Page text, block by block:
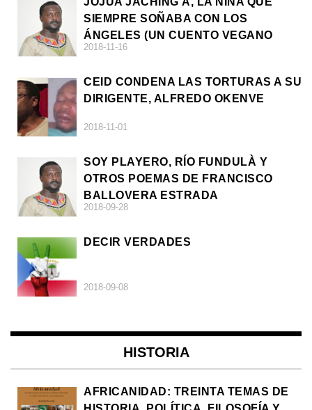
SIEMPRE SOÑABA CON LOS
ÁNGELES (UN CUENTO VEGANO
AFRICANO)
2018-11-16
CEID CONDENA LAS TORTURAS A SU
DIRIGENTE, ALFREDO OKENVE
2018-11-01
SOY PLAYERO, RÍO FUNDULÀ Y
OTROS POEMAS DE FRANCISCO
BALLOVERA ESTRADA
2018-09-28
DECIR VERDADES
2018-09-08
HISTORIA
AFRICANIDAD: TREINTA TEMAS DE